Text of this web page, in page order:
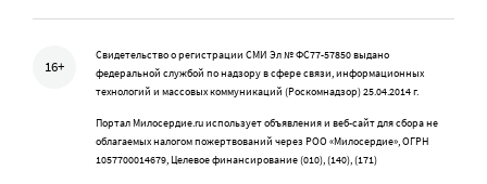
16+
Свидетельство о регистрации СМИ Эл № ФС77-57850 выдано
федеральной службой по надзору в сфере связи, информационных
технологий и массовых коммуникаций (Роскомнадзор) 25.04.2014 г.
Портал Милосердие.ru использует объявления и веб-сайт для сбора не
облагаемых налогом пожертвований через РОО «Милосердие», ОГРН
1057700014679, Целевое финансирование (010), (140), (171)